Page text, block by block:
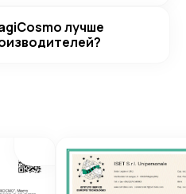
лучше